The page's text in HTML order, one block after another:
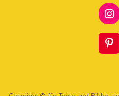
I
N
S
T
A
P
I